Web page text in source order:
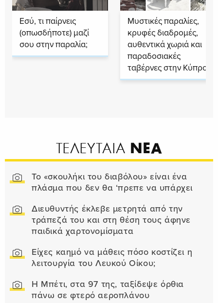
Εσύ, τι παίρνεις
(οπωσδήποτε) μαζί
σου στην παραλία;
Μυστικές παραλίες,
κρυφές διαδρομές,
αυθεντικά χωριά και
παραδοσιακές
ταβέρνες στην Κύπρο
ΤΕΛΕΥΤΑΙΑ ΝΕΑ
Το «σκουλήκι του διαβόλου» είναι ένα
πλάσμα που δεν θα ‘πρεπε να υπάρχει
Διευθυντής έκλεβε μετρητά από την
τράπεζά του και στη θέση τους άφηνε
παιδικά χαρτονομίσματα
Είχες καημό να μάθεις πόσο κοστίζει η
λειτουργία του Λευκού Οίκου;
Η Μπέτι, στα 97 της, ταξίδεψε όρθια
πάνω σε φτερό αεροπλάνου